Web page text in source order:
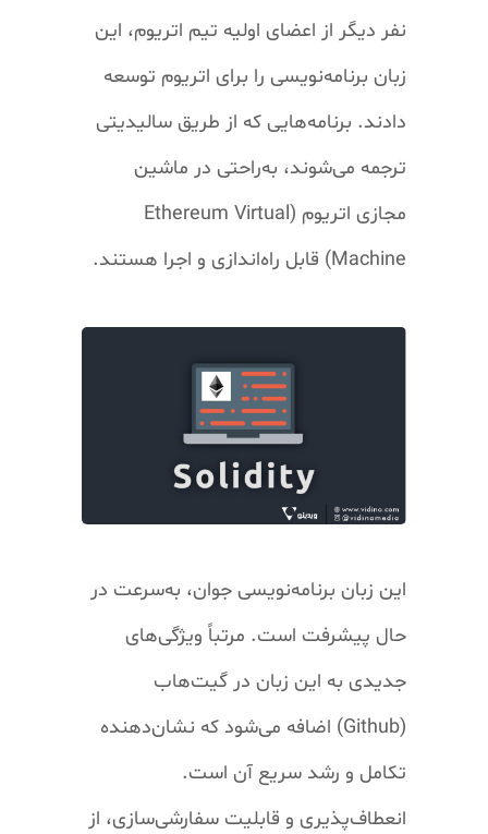
نفر دیگر از اعضای اولیه تیم اتریوم، این
زبان برنامه‌نویسی را برای اتریوم توسعه
دادند. برنامه‌هایی که از طریق سالیدیتی
ترجمه می‌شوند، به‌راحتی در ماشین
مجازی اتریوم (Ethereum Virtual
Machine) قابل راه‌اندازی و اجرا هستند.
این زبان برنامه‌نویسی جوان، به‌سرعت در
حال پیشرفت است. مرتباً ویژگی‌های
جدیدی به این زبان در گیت‌هاب
(
Github) اضافه می‌شود که نشان‌دهنده
تکامل و رشد سریع آن است.
انعطاف‌پذیری و قابلیت سفارشی‌سازی، از